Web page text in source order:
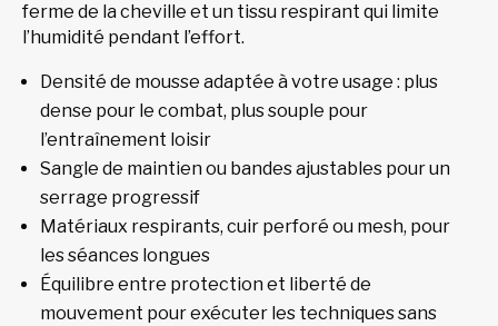
ferme de la cheville et un tissu respirant qui limite
l’humidité pendant l’effort.
Densité de mousse adaptée à votre usage : plus
dense pour le combat, plus souple pour
l’entraînement loisir
Sangle de maintien ou bandes ajustables pour un
serrage progressif
Matériaux respirants, cuir perforé ou mesh, pour
les séances longues
Équilibre entre protection et liberté de
mouvement pour exécuter les techniques sans